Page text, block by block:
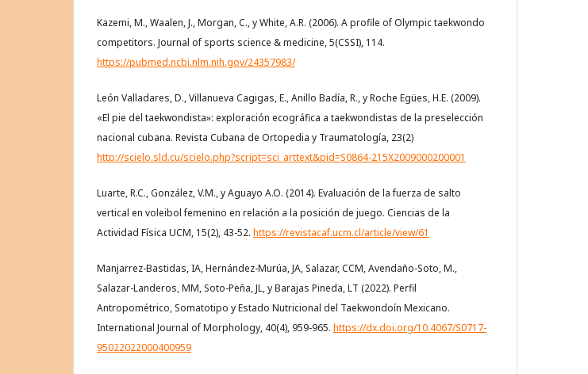
Kazemi, M., Waalen, J., Morgan, C., y White, A.R. (2006). A profile of Olympic taekwondo
competitors. Journal of sports science & medicine, 5(CSSI), 114.
https://pubmed.ncbi.nlm.nih.gov/24357983/
León Valladares, D., Villanueva Cagigas, E., Anillo Badía, R., y Roche Egües, H.E. (2009).
«El pie del taekwondista»: exploración ecográfica a taekwondistas de la preselección
nacional cubana. Revista Cubana de Ortopedia y Traumatología, 23(2)
http://scielo.sld.cu/scielo.php?script=sci_arttext&pid=S0864-215X2009000200001
Luarte, R.C., González, V.M., y Aguayo A.O. (2014). Evaluación de la fuerza de salto
vertical en voleibol femenino en relación a la posición de juego. Ciencias de la
Actividad Física UCM, 15(2), 43-52. https://revistacaf.ucm.cl/article/view/61
Manjarrez-Bastidas, IA, Hernández-Murúa, JA, Salazar, CCM, Avendaño-Soto, M.,
Salazar-Landeros, MM, Soto-Peña, JL, y Barajas Pineda, LT (2022). Perfil
Antropométrico, Somatotipo y Estado Nutricional del Taekwondoín Mexicano.
International Journal of Morphology, 40(4), 959-965. https://dx.doi.org/10.4067/S0717-
95022022000400959